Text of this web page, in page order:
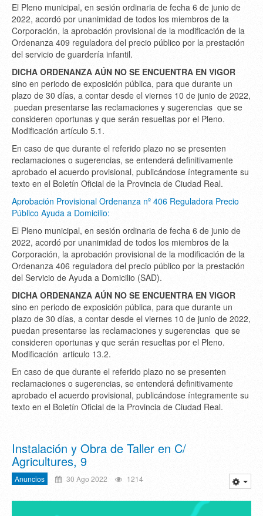
El Pleno municipal, en sesión ordinaria de fecha 6 de junio de
2022, acordó por unanimidad de todos los miembros de la
Corporación, la aprobación provisional de la modificación de la
Ordenanza 409 reguladora del precio público por la prestación
del servicio de guardería infantil.
DICHA ORDENANZA AÚN NO SE ENCUENTRA EN VIGOR
sino en periodo de exposición pública, para que durante un
plazo de 30 días, a contar desde el viernes 10 de junio de 2022,
puedan presentarse las reclamaciones y sugerencias que se
consideren oportunas y que serán resueltas por el Pleno.
Modificación artículo 5.1.
En caso de que durante el referido plazo no se presenten
reclamaciones o sugerencias, se entenderá definitivamente
aprobado el acuerdo provisional, publicándose íntegramente su
texto en el Boletín Oficial de la Provincia de Ciudad Real.
Aprobación Provisional Ordenanza nº 406 Reguladora Precio
Público Ayuda a Domicilio:
El Pleno municipal, en sesión ordinaria de fecha 6 de junio de
2022, acordó por unanimidad de todos los miembros de la
Corporación, la aprobación provisional de la modificación de la
Ordenanza 406 reguladora del precio público por la prestación
del Servicio de Ayuda a Domicilio (SAD).
DICHA ORDENANZA AÚN NO SE ENCUENTRA EN VIGOR
sino en periodo de exposición pública, para que durante un
plazo de 30 días, a contar desde el viernes 10 de junio de 2022,
puedan presentarse las reclamaciones y sugerencias que se
consideren oportunas y que serán resueltas por el Pleno.
Modificación articulo 13.2.
En caso de que durante el referido plazo no se presenten
reclamaciones o sugerencias, se entenderá definitivamente
aprobado el acuerdo provisional, publicándose íntegramente su
texto en el Boletín Oficial de la Provincia de Ciudad Real.
Instalación y Obra de Taller en C/
Agricultures, 9
Anuncios 30 Ago 2022 1214